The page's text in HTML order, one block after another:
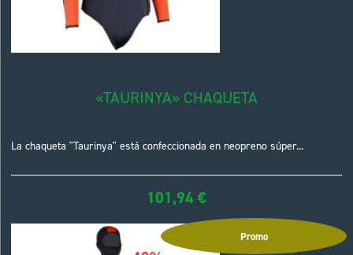
«TAURINYA» CHAQUETA
La chaqueta "Taurinya" está confeccionada en neopreno súper...
101,94€
Promo